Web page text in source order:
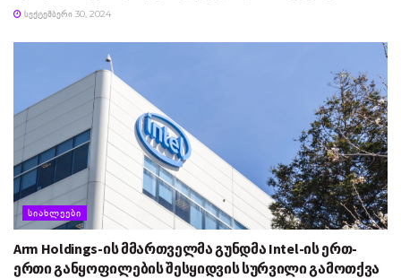
ᲡᲔᲥᲢᲔᲛᲑᲔᲠᲘ 30, 2024
ᲡᲘᲐᲮᲚᲔᲔᲑᲘ
Arm Holdings-ის მმართველმა გუნდმა Intel-ის ერთ-
ერთი განყოფილების შესყიდვის სურვილი გამოთქვა